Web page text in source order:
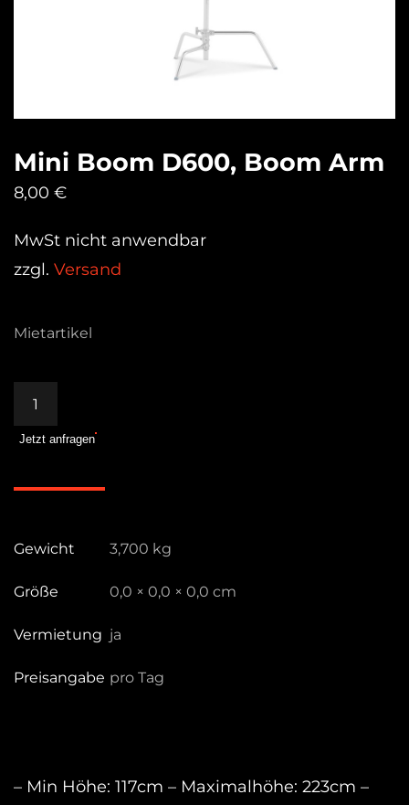
Mini Boom D600, Boom Arm
8,00 €
MwSt nicht anwendbar
zzgl. Versand
Mietartikel
D600,
Arm
Jetzt anfragen
Gewicht 3,700 kg
Größe 0,0 × 0,0 × 0,0 cm
Vermietung ja
Preisangabe pro Tag
– Min Höhe: 117cm – Maximalhöhe: 223cm –